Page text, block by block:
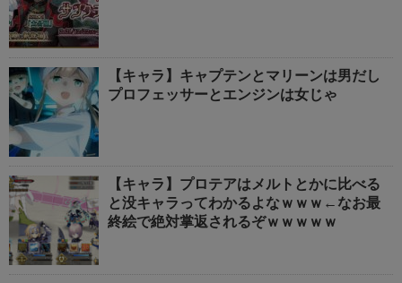
【キャラ】キャプテンとマリーンは男だし
プロフェッサーとエンジンは女じゃ
【キャラ】プロテアはメルトとかに比べる
と没キャラってわかるよなｗｗｗ←なお最
終絵で絶対掌返されるぞｗｗｗｗｗ